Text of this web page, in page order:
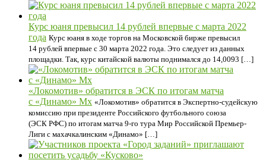
Курс юаня превысил 14 рублей впервые с марта 2022
года Курс юаня в ходе торгов на Московской бирже превысил
14 рублей впервые с 30 марта 2022 года. Это следует из данных
площадки. Так, курс китайской валюты поднимался до 14,0093 […]
«Локомотив» обратится в ЭСК по итогам матча
с «Динамо» Мх «Локомотив» обратится в Экспертно-судейскую
комиссию при президенте Российского футбольного союза
(ЭСК РФС) по итогам матча 9-го тура Мир Российской Премьер-
Лиги с махачкалинским «Динамо» […]